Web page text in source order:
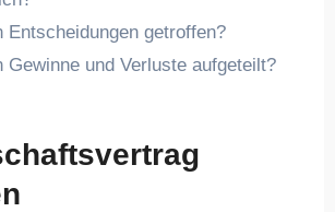
Entscheidungen getroffen?
Gewinne und Verluste aufgeteilt?